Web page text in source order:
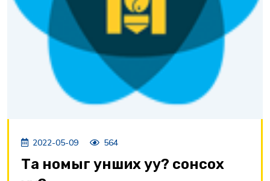
2022-05-09 564
Та номыг унших уу? сонсох